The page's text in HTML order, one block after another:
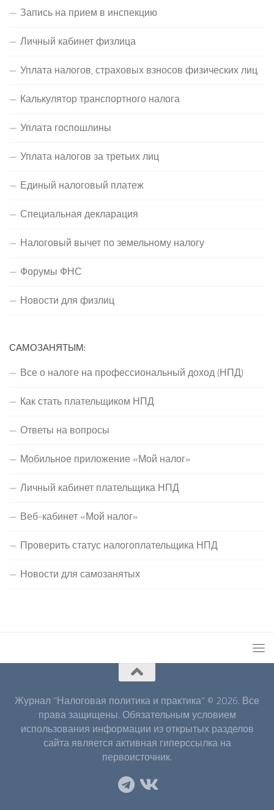
Запись на прием в инспекцию
Личный кабинет физлица
Уплата налогов, страховых взносов физических лиц
Калькулятор транспортного налога
Уплата госпошлины
Уплата налогов за третьих лиц
Единый налоговый платеж
Специальная декларация
Налоговый вычет по земельному налогу
Форумы ФНС
Новости для физлиц
САМОЗАНЯТЫМ:
Все о налоге на профессиональный доход (НПД)
Как стать плательщиком НПД
Ответы на вопросы
Мобильное приложение «Мой налог»
Личный кабинет плательщика НПД
Веб-кабинет «Мой налог»
Проверить статус налогоплательщика НПД
Новости для самозанятых
Журнал "Налоговая политика и практика" © 2026. Все
права защищены. Обязательным условием
использования информации из открытых разделов
сайта является активная гиперссылка на
первоисточник.